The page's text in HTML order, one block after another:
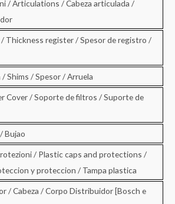
/ Articulations / Cabeza articulada /
Thickness register / Spesor de registro /
Shims / Spesor / Arruela
Cover / Soporte de filtros / Suporte de
Bujao
/ Plastic caps and protections /
y proteccion / Tampa plastica
/ Cabeza / Corpo Distribuidor [Bosch e